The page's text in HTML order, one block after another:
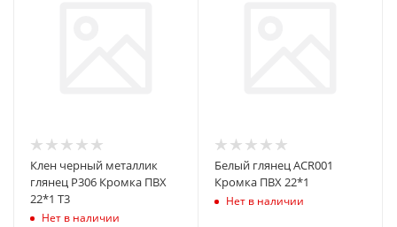
Клен черный металлик
глянец Р306 Кромка ПВХ
22*1 Т3
Нет в наличии
Белый глянец АСR001
Кромка ПВХ 22*1
Нет в наличии